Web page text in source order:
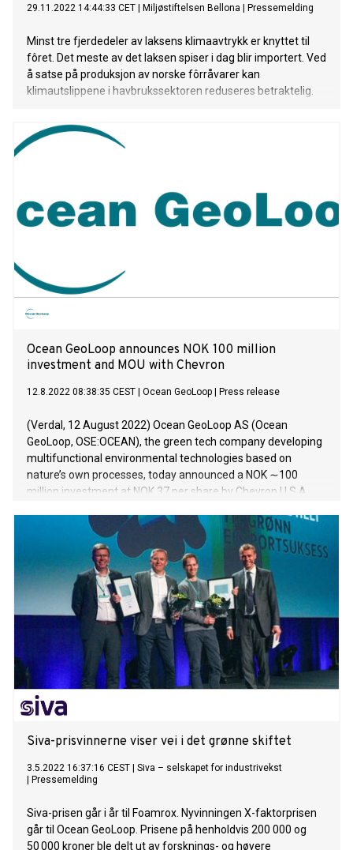
29.11.2022 14:44:33 CET Miljøstiftelsen Bellona Pressemelding
Minst tre fjerdedeler av laksens klimaavtrykk er knyttet til
fôret. Det meste av det laksen spiser i dag blir importert. Ved
å satse på produksjon av norske fôrråvarer kan
klimautslippene i havbrukssektoren reduseres betraktelig.
Ocean GeoLoop announces NOK 100 million
investment and MOU with Chevron
12.8.2022 08:38:35 CEST Ocean GeoLoop Press release
(Verdal, 12 August 2022) Ocean GeoLoop AS (Ocean
GeoLoop, OSE:OCEAN), the green tech company developing
multifunctional environmental technologies based on
nature’s own processes, today announced a NOK ∼100
million investment at NOK 37 per share by Chevron U.S.A.
identify areas of potential technical or commercial
collaboration (MOU).
Siva-prisvinnerne viser vei i det grønne skiftet
3.5.2022 16:37:16 CEST
Siva – selskapet for industrivekst
Pressemelding
Siva-prisen går i år til Foamrox. Nyvinningen X-faktorprisen
går til Ocean GeoLoop. Prisene på henholdvis 200 000 og
50 000 kroner ble delt ut av forsknings- og høyere